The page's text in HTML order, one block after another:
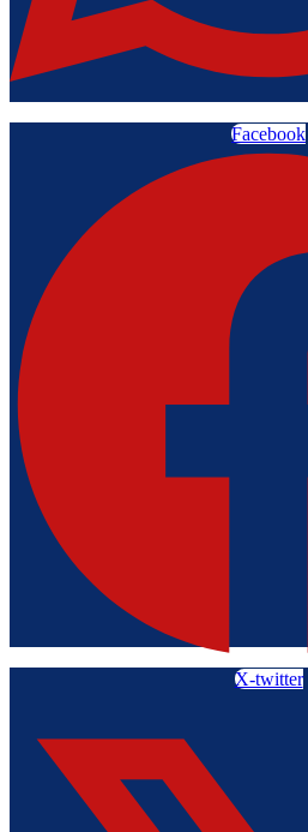
Facebook
X-twitter